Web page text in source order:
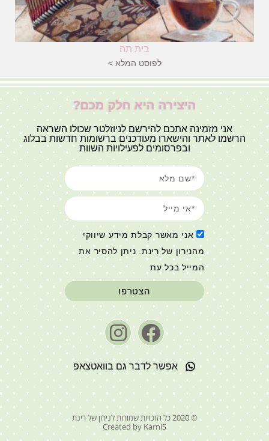
בית תה
לפוסט המלא >
היצירה היא חלק מכם?
אני מזמינה אתכם להירשם לניוזלטר שכולו השראה
הרשמו לאתר והישארו מעודכנים ברשומות חדשות בבלוג
ובפרסומים לפעילויות השוות
אני מאשר קבלת מידע שיווקי
מהנירון של רינת. ניתן להסיר את
המייל בכל עת
הצטרפו
אפשר לדבר גם בוואטצאפ
© 2020 כל הזכויות שמורות לנירון של רינת
Created by KarniS